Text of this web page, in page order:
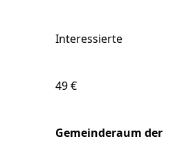
Interessierte
49 €
Gemeinderaum der